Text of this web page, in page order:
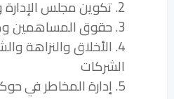
2. تكوين مجلس الإدارة والمسؤوليات
3. حقوق المساهمين ومشاركتهم
4. الأخلاق والنزاهة
الشركات
5. إدارة المخاطر في حوكمة الشركات